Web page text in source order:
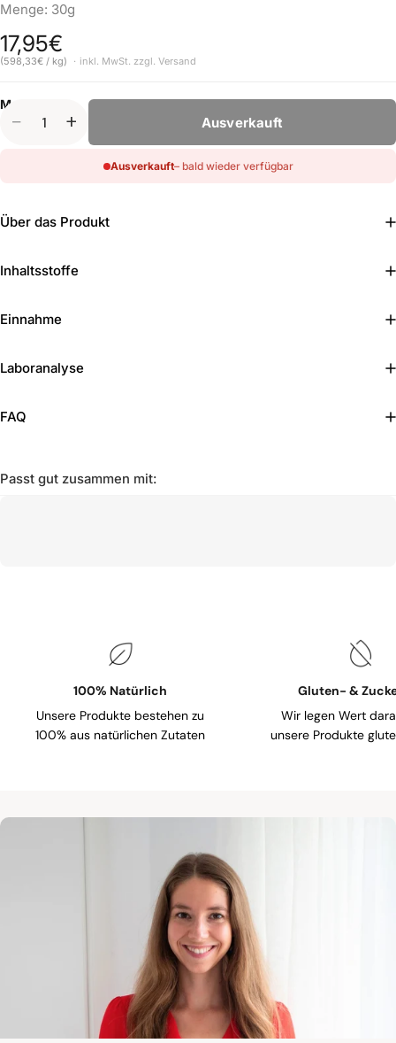
Menge: 30g
17,95€
Normaler PreisGrundpreis
(598,33€ / pro
kg) inkl. MwSt. zzgl. Versand
Menge:
Anzahl
Ausverkauft
Ausverkauft– bald wieder verfügbar
Über das Produkt
Inhaltsstoffe
Einnahme
Laboranalyse
FAQ
Passt gut zusammen mit:
100% Natürlich
Unsere Produkte bestehen zu
100% aus natürlichen Zutaten
Gluten- &
Wir legen Wert
unsere Produkte